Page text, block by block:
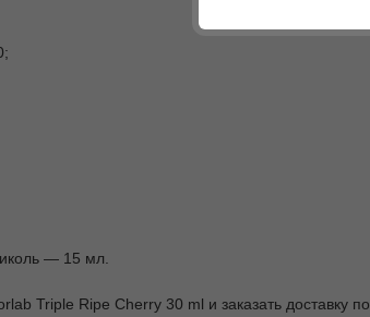
— 15 мл.
Triple Ripe Cherry 30 ml и заказать доставку